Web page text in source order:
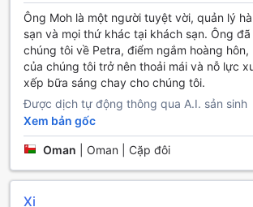
Tại Town Check-In, chúng tôi hiểu rằng
thuận tiện là yếu tố quan trọng giúp bạn có
thoải mái và đáng nhớ. Chúng tôi cung
đón sân bay chuyên nghiệp, giúp bạn dễ
khỏi khách sạn mà không cần lo lắng về
phương tiện. Đội ngũ lái xe thân thiện và
của chúng tôi sẽ chờ bạn tại sân bay, đảm
thể bắt đầu hành trình khám phá Petra một
nhất.
Ngoài ra, Town Check-In còn tổ chức các
dẫn để bạn có thể khám phá vẻ đẹp kỳ
các khu vực lân cận. Với dịch vụ xe đưa
Ông Moh là một người tuyệt vời, quản lý
sạn và mọi thứ khác tại khách sạn. Ông
chúng tôi về Petra, điểm ngắm hoàng
của chúng tôi trở nên thoải mái và nỗ lực
xếp bữa sáng chay cho chúng tôi.
Được dịch tự động thông qua A.I. sản sinh
Xem bản gốc
Oman Oman | Cặp đôi
Xi